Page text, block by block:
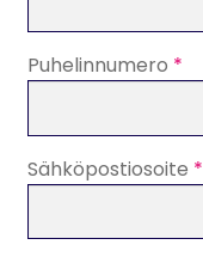
Puhelinnumero *
Sähköpostiosoite *